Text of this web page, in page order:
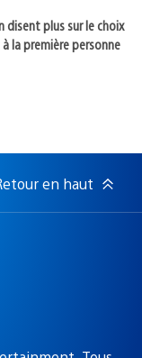
disent plus sur le choix
la première personne
en haut